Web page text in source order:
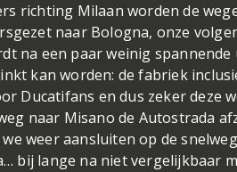
richting Milaan worden de
naar Bologna, onze
na een paar weinig
kan worden: de fabriek
Ducatifans en dus zeker deze
naar Misano de Autostrada
weer aansluiten op de
bij lange na niet vergelijkbaar